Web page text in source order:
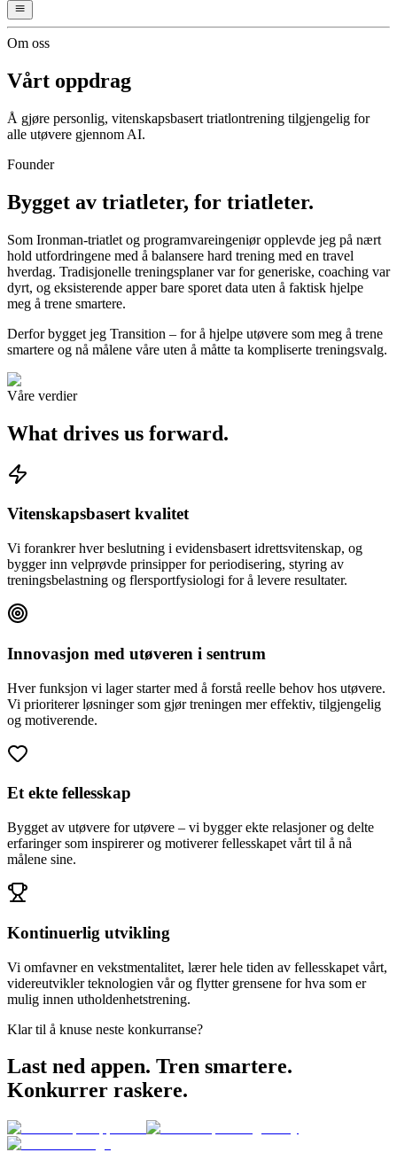
Om oss
Vårt oppdrag
Å gjøre personlig, vitenskapsbasert triatlontrening tilgjengelig for
alle utøvere gjennom AI.
Founder
Bygget av triatleter, for triatleter.
Som Ironman-triatlet og programvareingeniør opplevde jeg på nært
hold utfordringene med å balansere hard trening med en travel
hverdag. Tradisjonelle treningsplaner var for generiske, coaching var
dyrt, og eksisterende apper bare sporet data uten å faktisk hjelpe
meg å trene smartere.
Derfor bygget jeg Transition – for å hjelpe utøvere som meg å trene
smartere og nå målene våre uten å måtte ta kompliserte treningsvalg.
Våre verdier
What drives us forward.
Vitenskapsbasert kvalitet
Vi forankrer hver beslutning i evidensbasert idrettsvitenskap, og
bygger inn velprøvde prinsipper for periodisering, styring av
treningsbelastning og flersportfysiologi for å levere resultater.
Innovasjon med utøveren i sentrum
Hver funksjon vi lager starter med å forstå reelle behov hos utøvere.
Vi prioriterer løsninger som gjør treningen mer effektiv, tilgjengelig
og motiverende.
Et ekte fellesskap
Bygget av utøvere for utøvere – vi bygger ekte relasjoner og delte
erfaringer som inspirerer og motiverer fellesskapet vårt til å nå
målene sine.
Kontinuerlig utvikling
Vi omfavner en vekstmentalitet, lærer hele tiden av fellesskapet vårt,
videreutvikler teknologien vår og flytter grensene for hva som er
mulig innen utholdenhetstrening.
Klar til å knuse neste konkurranse?
Last ned appen. Tren smartere.
Konkurrer raskere.